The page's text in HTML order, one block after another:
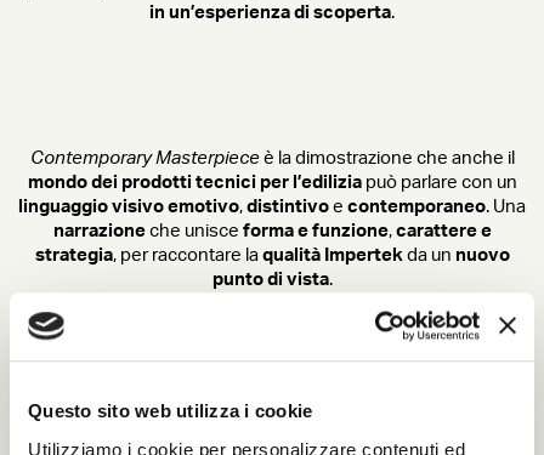
Questo sito web utilizza i cookie
Utilizziamo i cookie per personalizzare contenuti ed
in un’esperienza di scoperta.
Contemporary Masterpieceè la dimostrazione che anche il
mondo dei prodotti tecnici per l’ediliziapuò parlare con un
linguaggio visivo emotivo, distintivo e contemporaneo. Una
narrazioneche unisce forma e funzione, carattere e
strategia, per raccontare la qualità Impertek da un nuovo
punto di vista.